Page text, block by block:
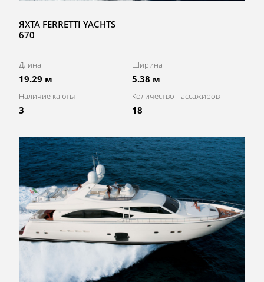
ЯХТА FERRETTI YACHTS
670
Длина
19.29 м
Ширина
5.38 м
Наличие каюты
3
Количество пассажиров
18